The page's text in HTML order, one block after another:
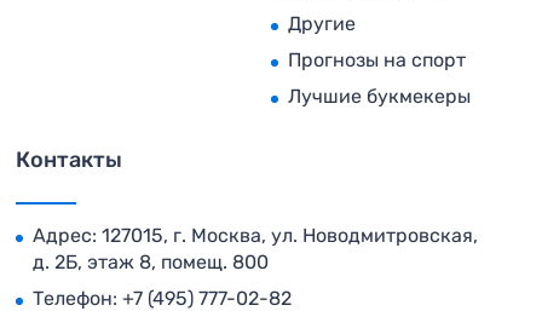
Другие
Прогнозы на спорт
Лучшие букмекеры
Контакты
Адрес: 127015, г. Москва, ул. Новодмитровская,
д. 2Б, этаж 8, помещ. 800
Телефон: +7 (495) 777-02-82